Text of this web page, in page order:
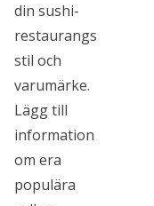
din sushi-
restaurangs
stil och
varumärke.
Lägg till
information
om era
populära